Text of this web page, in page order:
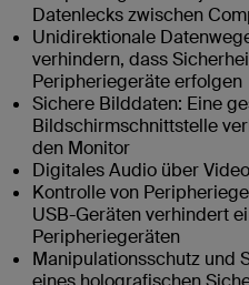
Datenlecks zwischen
Unidirektionale
verhindern, dass
Peripheriegeräte erfolgen
Sichere Bilddaten: Eine
Bildschirmschnittstelle
den Monitor
Digitales Audio über
Kontrolle von
USB-Geräten verhindert
Peripheriegeräten
Manipulationsschutz und